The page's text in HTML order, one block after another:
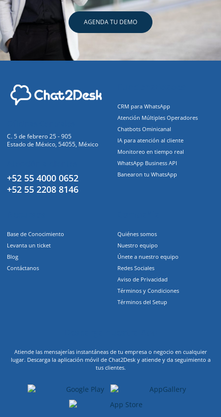
AGENDA TU DEMO
C. 5 de febrero 25 - 905
Estado de México, 54055, México
+52 55 4000 0652
+52 55 2208 8146
CRM para WhatsApp
Atención Múltiples Operadores
Chatbots Ominicanal
IA para atención al cliente
Monitoreo en tiempo real
WhatsApp Business API
Banearon tu WhatsApp
Base de Conocimiento
Levanta un ticket
Blog
Contáctanos
Quiénes somos
Nuestro equipo
Únete a nuestro equipo
Redes Sociales
Aviso de Privacidad
Términos y Condiciones
Términos del Setup
Atiende las mensajerías instantáneas de tu empresa o negocio en cualquier
lugar. Descarga la aplicación móvil de Chat2Desk y atiende y da seguimiento a
tus clientes.